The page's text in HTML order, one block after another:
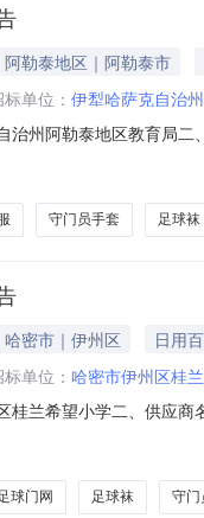
勒泰地区｜阿勒泰市
单位： 伊犁哈萨克自治
治州阿勒泰地区教育局
卡尔美健身服装守
守门员手套 足球袜
密市｜伊州区
日用
单位： 哈密市伊州区桂
桂兰希望小学二、供应
护腿板副4.00351402
球门网 足球袜 守门